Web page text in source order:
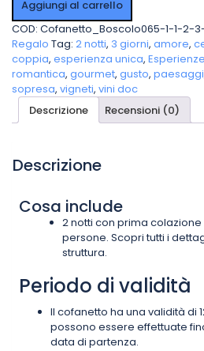
GIORNI
CON
CENA
IN
FRANCIACORTA
quantità
Aggiungi al carrello
COD: Cofanetto_Boscolo065-1-1-2-3-
Regalo Tag: 2 notti, 3 giorni, amore,
coppia, esperienza unica, Esperienze
romantica, gourmet, gusto, paesaggi
sopresa, vigneti, vini doc
Descrizione
Recensioni (0)
Descrizione
Cosa include
2 notti con prima colazione
persone. Scopri tutti i
struttura.
Periodo di validità
Il cofanetto ha una validità di
possono essere effettuate
data di partenza.